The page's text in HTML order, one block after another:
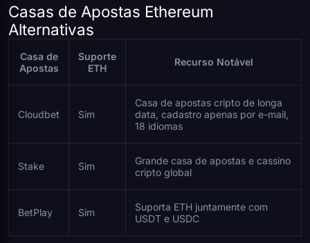
Casas de Apostas Ethereum
Alternativas
Casa de
Apostas
Suporte
ETH
Recurso Notável
Cloudbet Sim
Casa de apostas cripto de longa
data, cadastro apenas por e-mail,
18 idiomas
Stake Sim
Grande casa de apostas e cassino
cripto global
BetPlay Sim
Suporta ETH juntamente com
USDT e USDC